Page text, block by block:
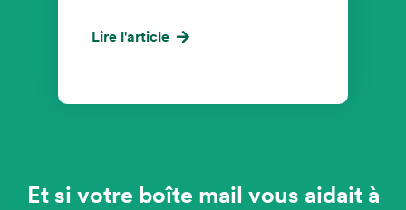
Lire l'article
Et si votre boîte mail vous aidait à